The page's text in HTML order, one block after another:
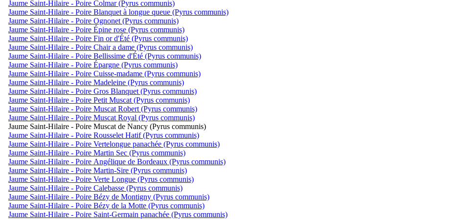
Jaume Saint-Hilaire - Poire Colmar (Pyrus communis)
Jaume Saint-Hilaire - Poire Blanquet à longue queue (Pyrus communis)
Jaume Saint-Hilaire - Poire Ognonet (Pyrus communis)
Jaume Saint-Hilaire - Poire Épine rose (Pyrus communis)
Jaume Saint-Hilaire - Poire Fin or d'Été (Pyrus communis)
Jaume Saint-Hilaire - Poire Chair a dame (Pyrus communis)
Jaume Saint-Hilaire - Poire Bellissime d'Été (Pyrus communis)
Jaume Saint-Hilaire - Poire Épargne (Pyrus communis)
Jaume Saint-Hilaire - Poire Cuisse-madame (Pyrus communis)
Jaume Saint-Hilaire - Poire Madeleine (Pyrus communis)
Jaume Saint-Hilaire - Poire Gros Blanquet (Pyrus communis)
Jaume Saint-Hilaire - Poire Petit Muscat (Pyrus communis)
Jaume Saint-Hilaire - Poire Muscat Robert (Pyrus communis)
Jaume Saint-Hilaire - Poire Muscat Royal (Pyrus communis)
Jaume Saint-Hilaire - Poire Muscat de Nancy (Pyrus communis)
Jaume Saint-Hilaire - Poire Rousselet Hatif (Pyrus communis)
Jaume Saint-Hilaire - Poire Vertelongue panachée (Pyrus communis)
Jaume Saint-Hilaire - Poire Martin Sec (Pyrus communis)
Jaume Saint-Hilaire - Poire Angélique de Bordeaux (Pyrus communis)
Jaume Saint-Hilaire - Poire Martin-Sire (Pyrus communis)
Jaume Saint-Hilaire - Poire Verte Longue (Pyrus communis)
Jaume Saint-Hilaire - Poire Calebasse (Pyrus communis)
Jaume Saint-Hilaire - Poire Bézy de Montigny (Pyrus communis)
Jaume Saint-Hilaire - Poire Bézy de la Motte (Pyrus communis)
Jaume Saint-Hilaire - Poire Saint-Germain panachée (Pyrus communis)